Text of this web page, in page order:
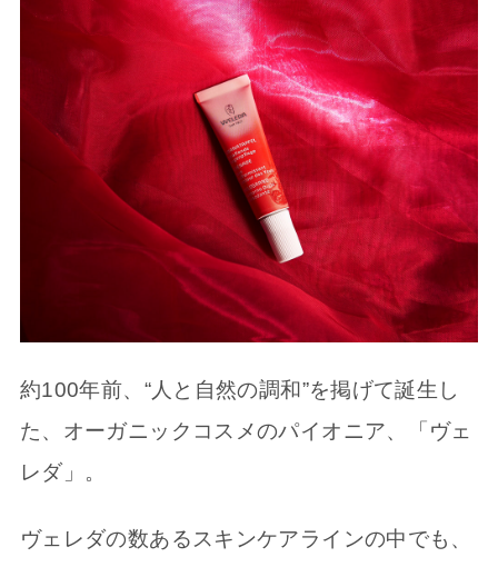
約100年前、“人と自然の調和”を掲げて誕生し
た、オーガニックコスメのパイオニア、「ヴェ
レダ」。
ヴェレダの数あるスキンケアラインの中でも、